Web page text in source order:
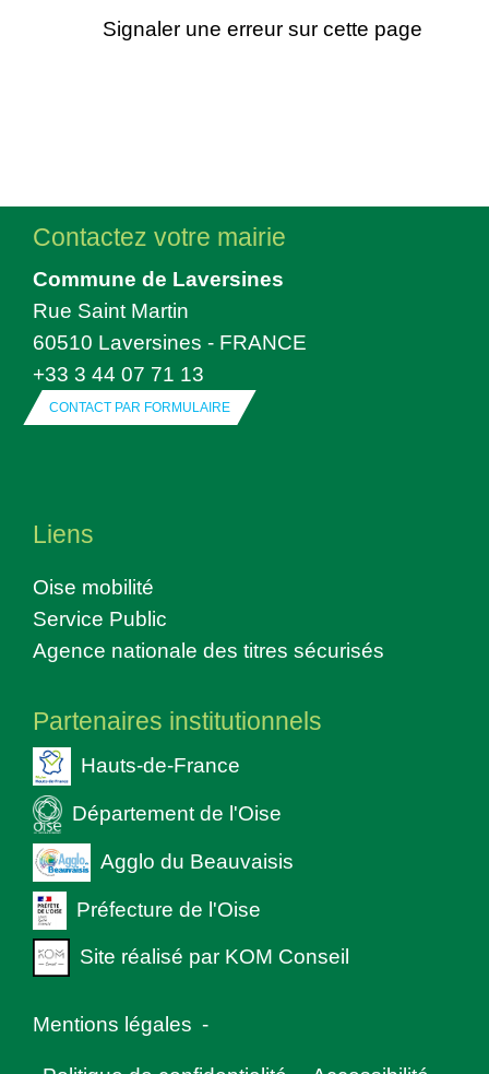
Signaler une erreur sur cette page
Contactez votre mairie
Commune de Laversines
Rue Saint Martin
60510 Laversines - FRANCE
+33 3 44 07 71 13
CONTACT PAR FORMULAIRE
Liens
Oise mobilité
Service Public
Agence nationale des titres sécurisés
Partenaires institutionnels
Hauts-de-France
Département de l'Oise
Agglo du Beauvaisis
Préfecture de l'Oise
Site réalisé par KOM Conseil
Mentions légales -